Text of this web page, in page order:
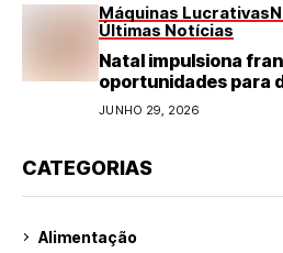
Máquinas Lucrativas
Últimas Notícias
Natal impulsiona
oportunidades para
do varejo
JUNHO 29, 2026
CATEGORIAS
Alimentação